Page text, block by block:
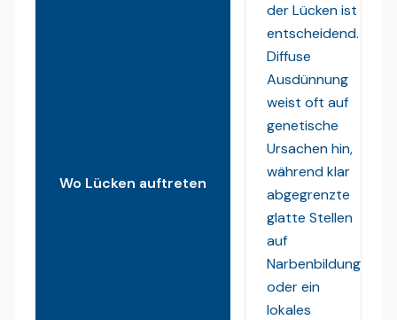
Wo Lücken auftreten
der Lücken ist
entscheidend.
Diffuse
Ausdünnung
weist oft auf
genetische
Ursachen hin,
während klar
abgegrenzte
glatte Stellen
auf
Narbenbildung
oder ein
lokales